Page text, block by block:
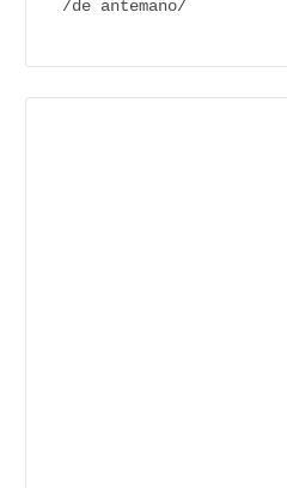
/de antemano/